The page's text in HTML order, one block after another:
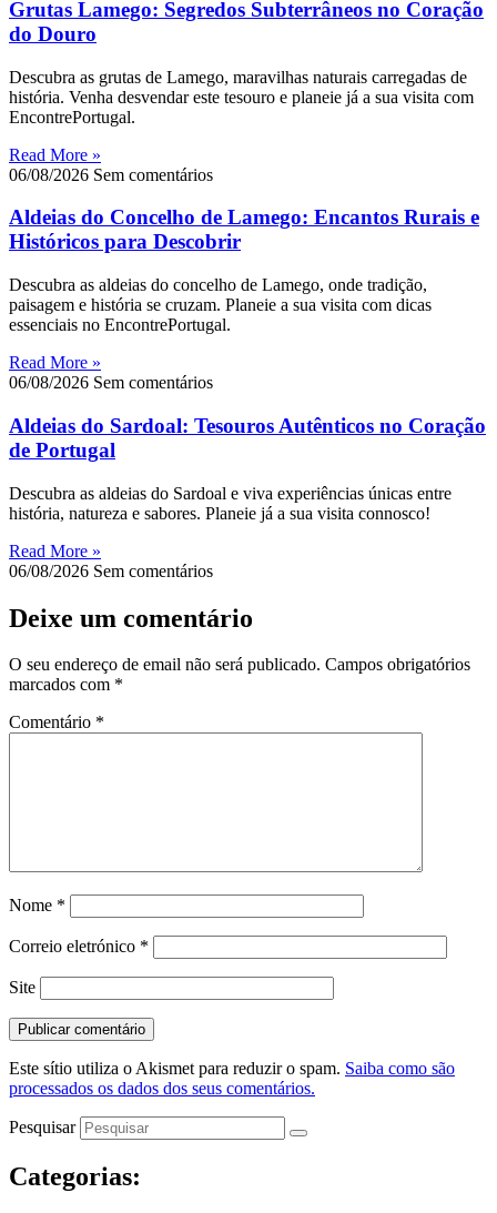
Grutas Lamego: Segredos Subterrâneos no Coração
do Douro
Descubra as grutas de Lamego, maravilhas naturais carregadas de
história. Venha desvendar este tesouro e planeie já a sua visita com
EncontrePortugal.
Read More »
06/08/2026 Sem comentários
Aldeias do Concelho de Lamego: Encantos Rurais e
Históricos para Descobrir
Descubra as aldeias do concelho de Lamego, onde tradição,
paisagem e história se cruzam. Planeie a sua visita com dicas
essenciais no EncontrePortugal.
Read More »
06/08/2026 Sem comentários
Aldeias do Sardoal: Tesouros Autênticos no Coração
de Portugal
Descubra as aldeias do Sardoal e viva experiências únicas entre
história, natureza e sabores. Planeie já a sua visita connosco!
Read More »
06/08/2026 Sem comentários
Deixe um comentário
O seu endereço de email não será publicado. Campos obrigatórios
marcados com *
Comentário *
Nome *
Correio eletrónico *
Site
Este sítio utiliza o Akismet para reduzir o spam. Saiba como são
processados os dados dos seus comentários.
Pesquisar
Categorias: